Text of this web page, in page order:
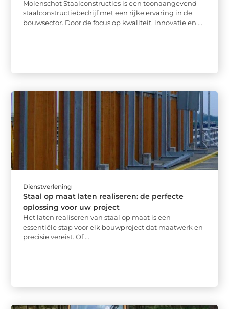
Molenschot Staalconstructies is een toonaangevend
staalconstructiebedrijf met een rijke ervaring in de
bouwsector. Door de focus op kwaliteit, innovatie en ...
Dienstverlening
Staal op maat laten realiseren: de perfecte
oplossing voor uw project
Het laten realiseren van staal op maat is een
essentiële stap voor elk bouwproject dat maatwerk en
precisie vereist. Of ...